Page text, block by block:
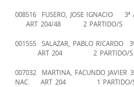
008516 FUSERO, JOSE IGNACIO 3ª
ART 204/48 2 PARTIDO/S
001555 SALAZAR, PABLO RICARDO
ART 204 2 PARTIDO/S
007032 MARTINA, FACUNDO JAVIER
NAC. ART 204 1 PARTIDO/